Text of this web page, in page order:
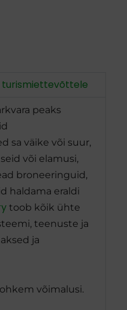
turismiettevõttele
peaks
sa väike või suur,
või elamusi,
broneeringuid,
haldama eraldi
toob kõik ühte
teenuste ja
ja
võimalusi.